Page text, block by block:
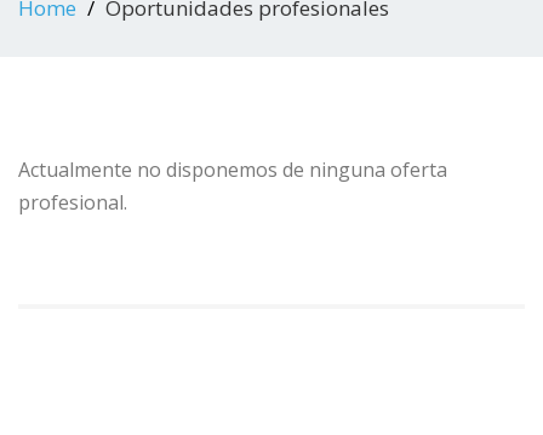
Home Oportunidades profesionales
Actualmente no disponemos de ninguna oferta
profesional.